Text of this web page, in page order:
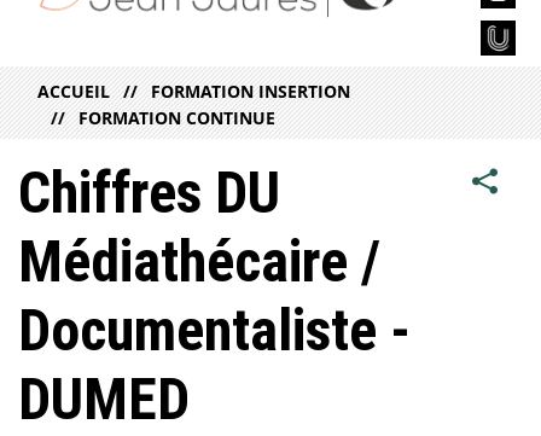
ACCUEIL
FORMATION INSERTION
FORMATION CONTINUE
Chiffres DU
Médiathécaire /
Documentaliste -
DUMED